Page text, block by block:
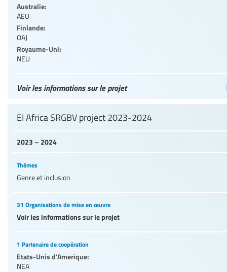
Australie:
AEU
Finlande:
OAJ
Royaume-Uni:
NEU
Voir les informations sur le projet
2023 – 2024
EI Africa SRGBV project 2023-2024
Thèmes
Genre et inclusion
31 Organisations de mise en œuvre
Voir les informations sur le projet
1 Partenaire de coopération
Etats-Unis d’Amerique:
NEA